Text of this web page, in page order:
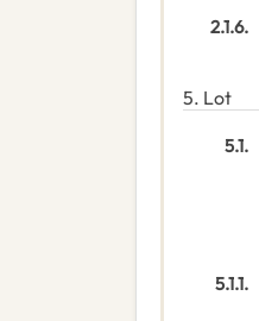
2.1.6.
5. Lot
5.1.
5.1.1.